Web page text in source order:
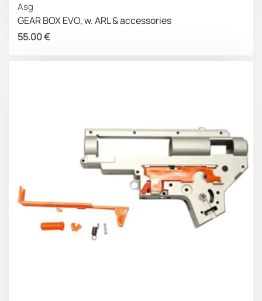
Asg
GEAR BOX EVO, w. ARL & accessories
55.00€